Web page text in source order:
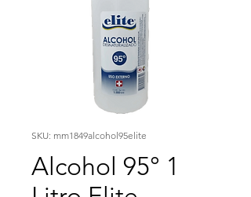
SKU: mm1849alcohol95elite
Alcohol 95° 1